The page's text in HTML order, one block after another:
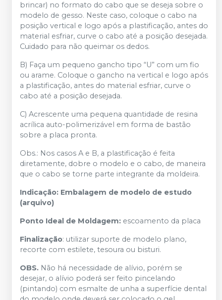
brincar) no formato do cabo que se deseja sobre o
modelo de gesso. Neste caso, coloque o cabo na
posição vertical e logo após a plastificação, antes do
material esfriar, curve o cabo até a posição desejada.
Cuidado para não queimar os dedos.
B) Faça um pequeno gancho tipo “U” com um fio
ou arame. Coloque o gancho na vertical e logo após
a plastificação, antes do material esfriar, curve o
cabo até a posição desejada.
C) Acrescente uma pequena quantidade de resina
acrílica auto-polimerizável em forma de bastão
sobre a placa pronta.
Obs.: Nos casos A e B, a plastificação é feita
diretamente, dobre o modelo e o cabo, de maneira
que o cabo se torne parte integrante da moldeira.
Indicação: Embalagem de modelo de estudo
(arquivo)
Ponto Ideal de Moldagem: escoamento da placa
Finalização: utilizar suporte de modelo plano,
recorte com estilete, tesoura ou bisturi.
OBS. Não há necessidade de alívio, porém se
desejar, o alívio poderá ser feito pincelando
(pintando) com esmalte de unha a superfície dental